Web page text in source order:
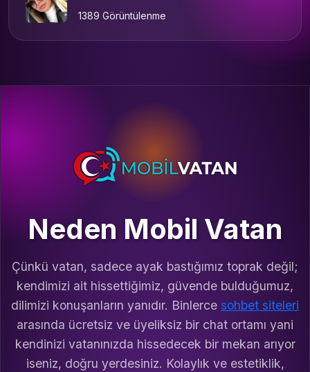
1389 Görüntülenme
Neden Mobil Vatan
Çünkü vatan, sadece ayak bastığımız toprak değil;
kendimizi ait hissettiğimiz, güvende bulduğumuz,
dilimizi konuşanların yanıdır. Binlerce sohbet siteleri
arasında ücretsiz ve üyeliksiz bir chat ortamı yani
kendinizi vatanınızda hissedecek bir mekan arıyor
iseniz, doğru yerdesiniz. Kolaylık ve estetiklik,